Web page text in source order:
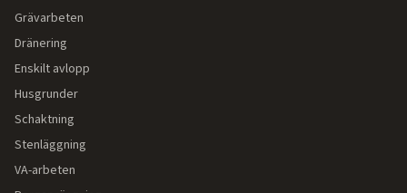
Grävarbeten
Dränering
Enskilt avlopp
Husgrunder
Schaktning
Stenläggning
VA-arbeten